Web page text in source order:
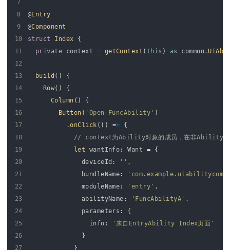
7
8
9
10
11
12
13
14
15
16
17
18
19
20
21
22
23
24
25
26
27
@Entry
@Component
struct
Index
{
private
context = getContext ( this ) as common .
build ( )
{
Row( )
{
Column ( )
{
Button ( 'Open FuncAbility' )
.onClick ( ( ) =>
{
// context为Ability对象的成员，在非Ability对象
let wantInfo : Want =
{
deviceId : '' ,
bundleName :
moduleName : 'entry' ,
abilityName : 'FuncAbilityA' ,
parameters :
{
info :
'来自EntryAbility Index页面'
}
}